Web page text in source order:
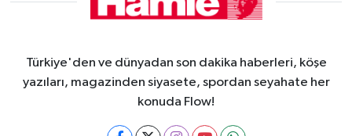
Türkiye'den ve dünyadan son dakika haberleri, köşe
yazıları, magazinden siyasete, spordan seyahate her
konuda Flow!